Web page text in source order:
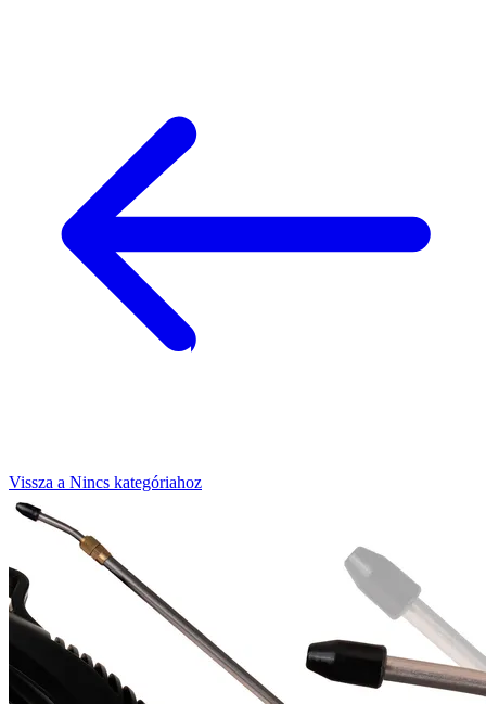
Vissza a Nincs kategóriahoz